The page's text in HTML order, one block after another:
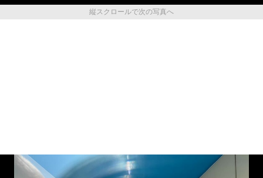
縦スクロールで次の写真へ